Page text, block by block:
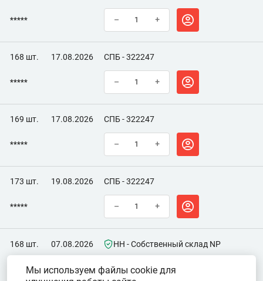
***** – +
168 шт. 17.08.2026 СПБ - 322247
***** – +
169 шт. 17.08.2026 СПБ - 322247
***** – +
173 шт. 19.08.2026 СПБ - 322247
***** – +
168 шт. 07.08.2026 НН - Собственный склад NP
***** – +
Мы используем файлы cookie для